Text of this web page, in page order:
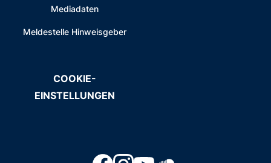
Mediadaten
Meldestelle Hinweisgeber
COOKIE-
EINSTELLUNGEN